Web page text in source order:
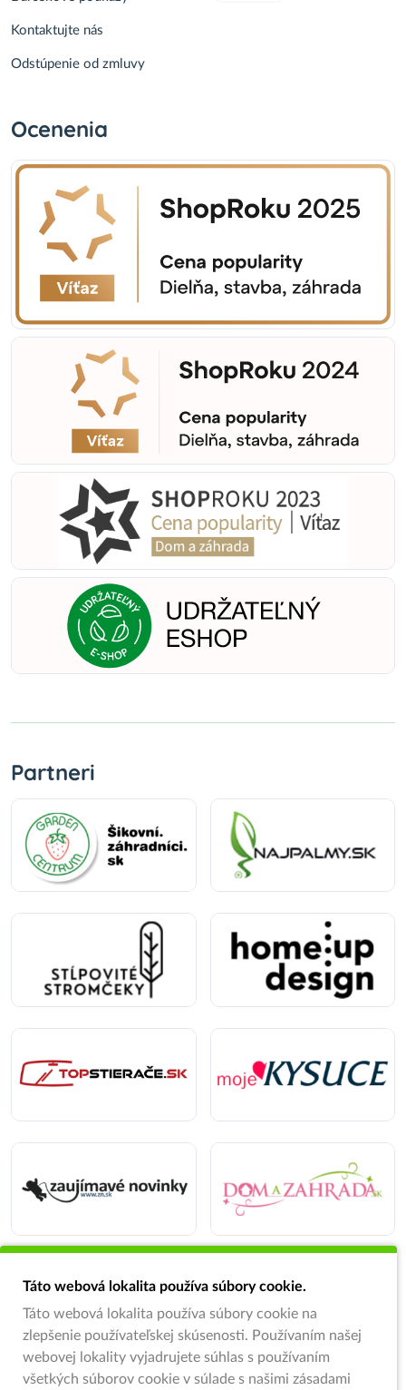
Kontaktujte nás
Odstúpenie od zmluvy
Ocenenia
Partneri
Táto webová lokalita používa súbory cookie.
Táto webová lokalita používa súbory cookie na
zlepšenie používateľskej skúsenosti. Používaním našej
webovej lokality vyjadrujete súhlas s používaním
všetkých súborov cookie v súlade s našimi zásadami